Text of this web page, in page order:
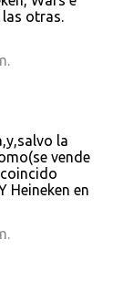
las otras.
la
vende
Heineken en